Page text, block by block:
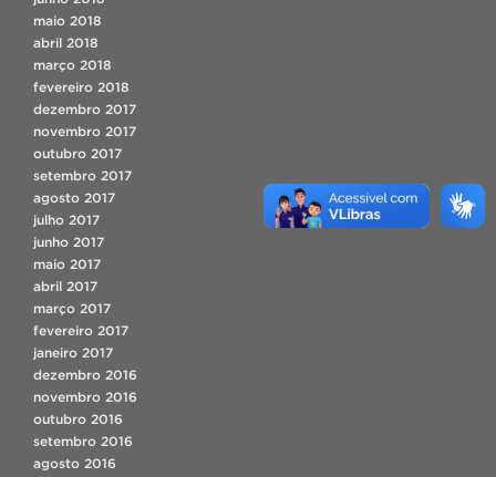
maio 2018
abril 2018
março 2018
fevereiro 2018
dezembro 2017
novembro 2017
outubro 2017
setembro 2017
agosto 2017
julho 2017
junho 2017
maio 2017
abril 2017
março 2017
fevereiro 2017
janeiro 2017
dezembro 2016
novembro 2016
outubro 2016
setembro 2016
agosto 2016